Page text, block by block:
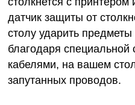
датчик защиты от
столу ударить предметы
благодаря специальной
кабелями, на вашем
запутанных проводов.